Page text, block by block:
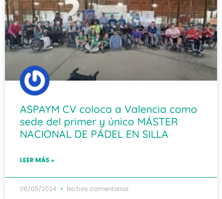
ASPAYM CV coloca a Valencia como
sede del primer y único MÁSTER
NACIONAL DE PÁDEL EN SILLA
LEER MÁS »
06/05/2024 No hay comentarios